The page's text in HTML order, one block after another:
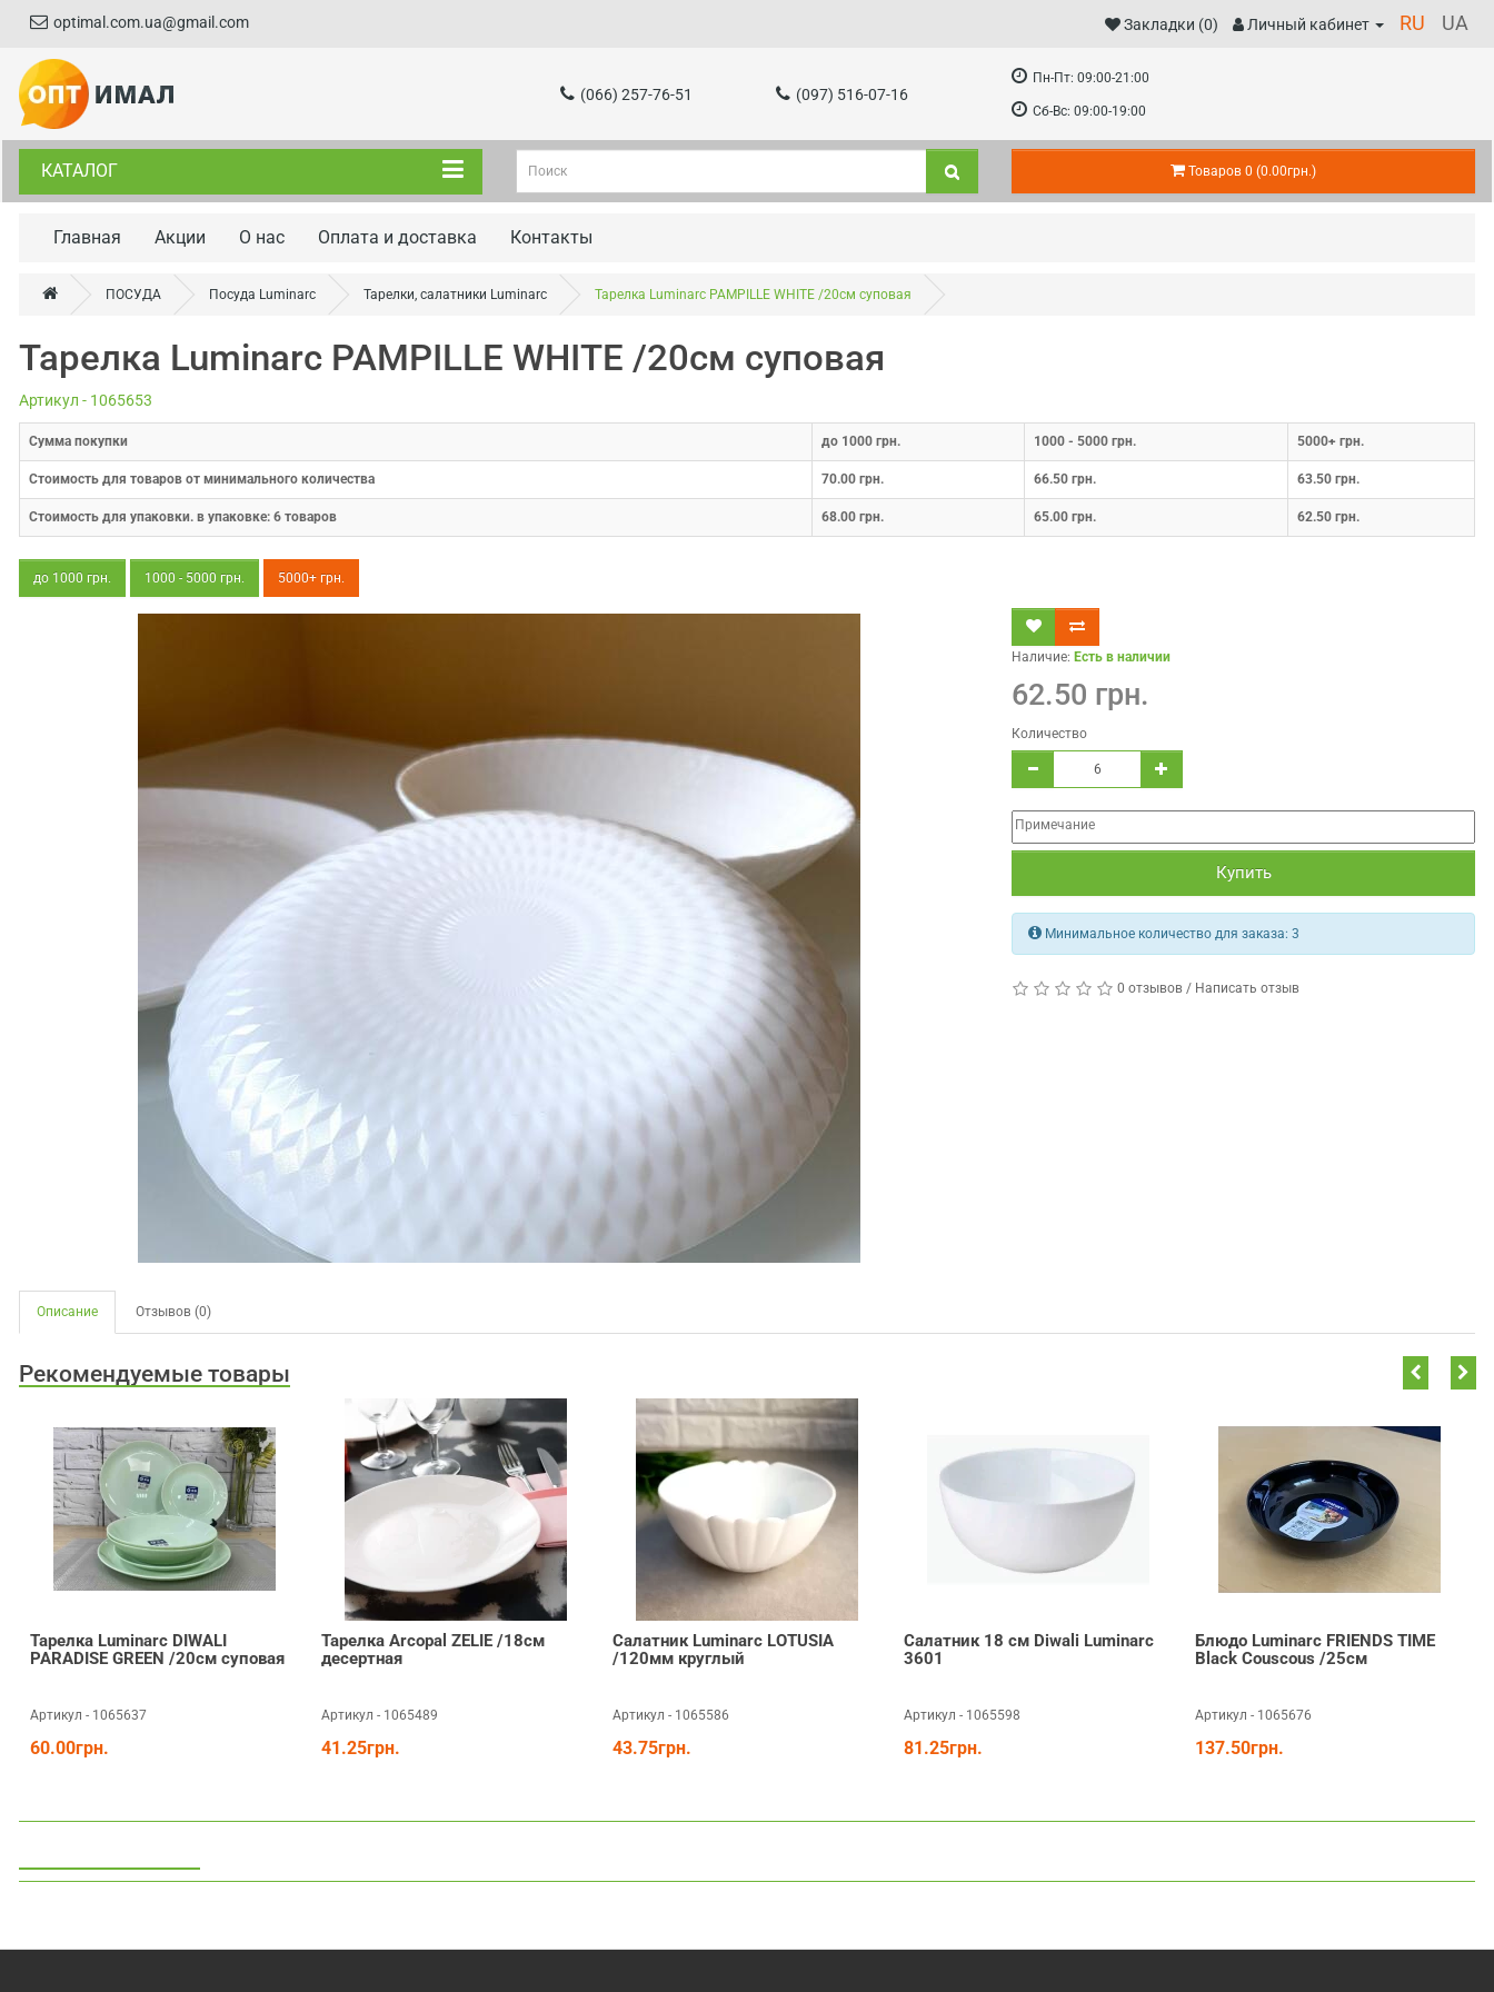
optimal.com.ua@gmail.com Закладки (0) Личный кабинет RU UA
(066) 257-76-51 (097) 516-07-16
Пн-Пт: 09:00-21:00
Сб-Вс: 09:00-19:00
КАТАЛОГ Товаров 0 (0.00грн.)
Главная Акции О нас Оплата и доставка Контакты
ПОСУДА Посуда Luminarc Тарелки, салатники Luminarc Тарелка Luminarc PAMPILLE WHITE /20см суповая
Тарелка Luminarc PAMPILLE WHITE /20см суповая
Артикул - 1065653
Cумма покупки до 1000 грн. 1000 - 5000 грн. 5000+ грн.
Стоимость для товаров от минимального количества 70.00 грн. 66.50 грн. 63.50 грн.
Стоимость для упаковки. в упаковке: 6 товаров 68.00 грн. 65.00 грн. 62.50 грн.
до 1000 грн. 1000 - 5000 грн. 5000+ грн.
Наличие: Есть в наличии
62.50 грн.
Количество
Купить
Минимальное количество для заказа:3
0 отзывов / Написать отзыв
Описание Отзывов (0)
Рекомендуемые товары
Тарелка Luminarc DIWALI
PARADISE GREEN /20см суповая
Артикул - 1065637
60.00грн.
Тарелка Arcopal ZELIE /18см
десертная
Артикул - 1065489
41.25грн.
Салатник Luminarc LOTUSIA
/120мм круглый
Артикул - 1065586
43.75грн.
Салатник 18 см Diwali Luminarc
3601
Артикул - 1065598
81.25грн.
Блюдо Luminarc FRIENDS TIME
Black Couscous /25см
Артикул - 1065676
137.50грн.